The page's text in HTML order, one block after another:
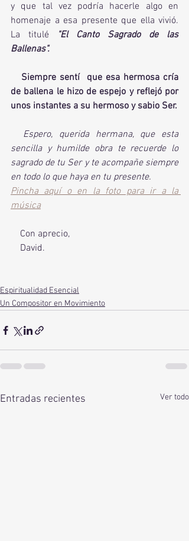
y que tal vez podría hacerle algo en
homenaje a esa presente que ella vivió.
La titulé
"El Canto Sagrado de las
Ballenas".
Siempre sentí  que esa hermosa cría
de ballena le hizo de espejo y reflejó por
Espero, querida hermana, que esta
sencilla y humilde obra te recuerde lo
sagrado de tu Ser y te acompañe siempre
en todo lo que haya en tu presente.
Pincha aquí o en la foto para ir a la
música
Con aprecio,
David.
Espiritualidad Esencial
Un Compositor en Movimiento
Entradas recientes Ver todo